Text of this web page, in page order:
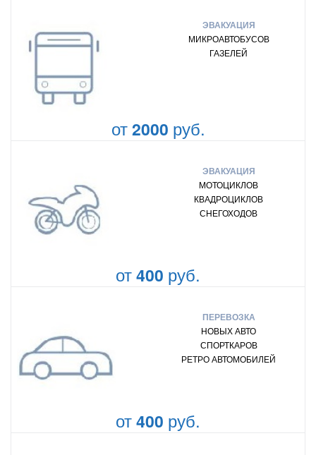
ЭВАКУАЦИЯ
МИКРОАВТОБУСОВ
ГАЗЕЛЕЙ
от2000 руб.
ЭВАКУАЦИЯ
МОТОЦИКЛОВ
КВАДРОЦИКЛОВ
СНЕГОХОДОВ
от400 руб.
ПЕРЕВОЗКА
НОВЫХ АВТО
СПОРТКАРОВ
РЕТРО АВТОМОБИЛЕЙ
от400 руб.